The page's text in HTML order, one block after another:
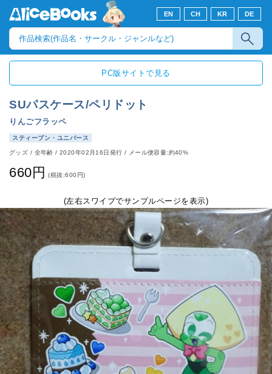
EN CH KR DE
PC版サイトで見る
SUパスケース/ペリドット
りんごフラッペ
スティーブン・ユニバース
グッズ / 全年齢/2020年02月16日発行 / メール便容量:約40%
660円 (税抜:600円)
(左右スワイプでサンプルページを表示)